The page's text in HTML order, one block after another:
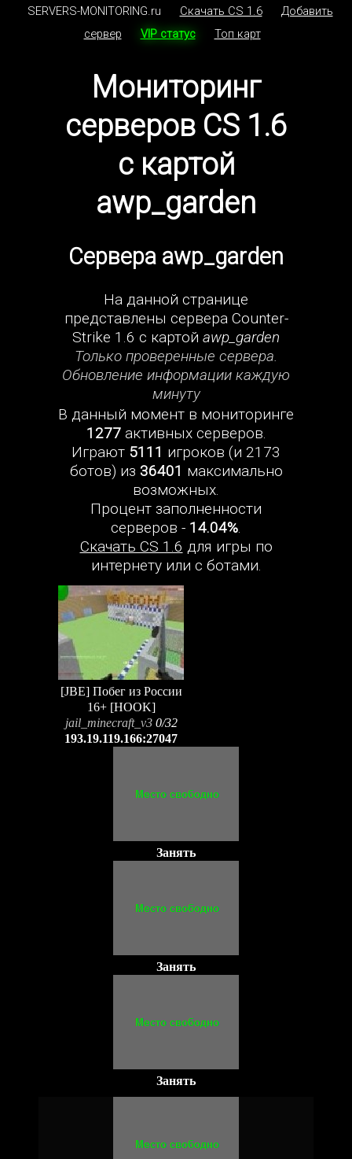
SERVERS-MONITORING.ru Скачать CS 1.6
Добавить
сервер
VIP статус Топ карт
Мониторинг
серверов CS 1.6
с картой
awp_garden
Сервера awp_garden
На данной странице
представлены сервера Counter-
Strike 1.6 с картой awp_garden
Только проверенные сервера.
Обновление информации каждую
минуту
В данный момент в мониторинге
1277активных серверов.
Играют 5111 игроков (и 2173
ботов) из 36401 максимально
возможных.
Процент заполненности
серверов - 14.04%.
Скачать CS 1.6 для игры по
интернету или с ботами.
[JBE] Побег из России
16+ [HOOK]
jail_minecraft_v3 0/32
193.19.119.166:27047
Занять
Занять
Занять